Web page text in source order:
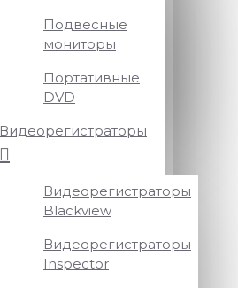
Подвесные
мониторы
Портативные
DVD
Видеорегистраторы
Видеорегистраторы
Blackview
Видеорегистраторы
Inspector